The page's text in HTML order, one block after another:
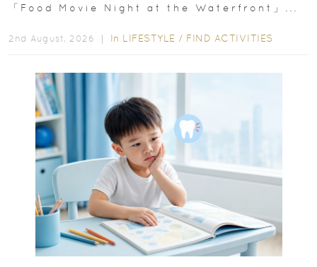
「Food Movie Night at the Waterfront」...
2nd August, 2026 ｜ In LIFESTYLE / FIND ACTIVITIES